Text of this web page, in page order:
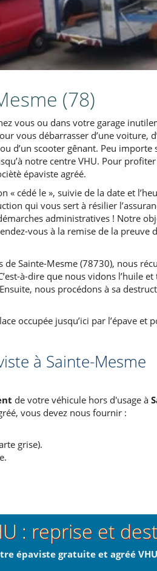
(78)
vous ou dans votre garage
vous débarrasser d’une voiture,
d’un scooter gênant. Peu importe
notre centre VHU. Pour
épaviste agréé.
cédé le », suivie de la date et
qui vous sert à résilier
administratives ! Notre
vous à la remise de la preuve
Sainte-Mesme (78730), nous
à-dire que nous vidons l’huile et
nous procédons à sa
occupée jusqu’ici par l’épave et
à Sainte-Mesme
de votre véhicule hors d'usage à
vous devez nous fournir :
grise).
: reprise et
épaviste gratuite et agréé